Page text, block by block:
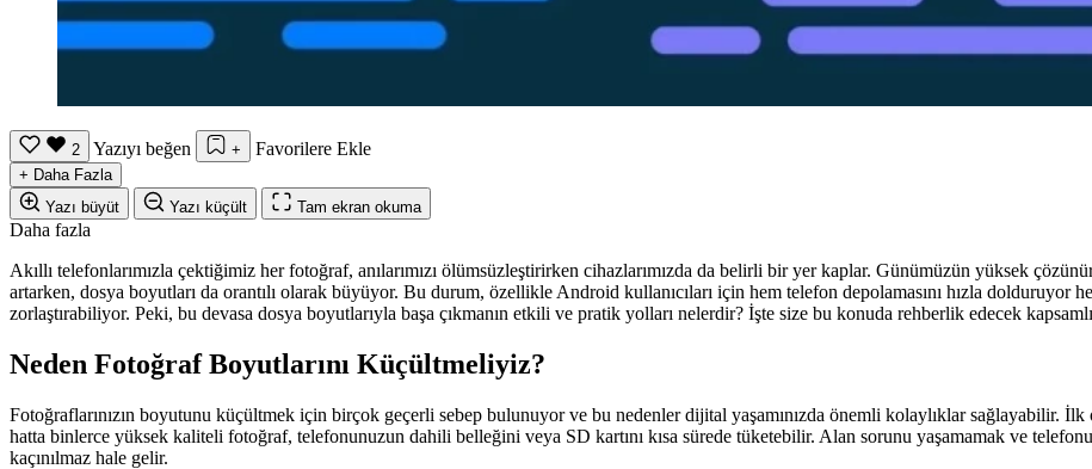
2 Yazıyı beğen + Favorilere Ekle
+ Daha Fazla
Yazı büyüt
Yazı küçült Tam ekran okuma
Daha fazla
Akıllı telefonlarımızla çektiğimiz her fotoğraf, anılarımızı ölümsüzleştirirken cihazlarımızda da belirli bir yer kaplar. Günümüzün yüksek
artarken, dosya boyutları da orantılı olarak büyüyor. Bu durum, özellikle Android kullanıcıları için hem telefon depolamasını hızla dolduruyor
zorlaştırabiliyor. Peki, bu devasa dosya boyutlarıyla başa çıkmanın etkili ve pratik yolları nelerdir? İşte size bu konuda rehberlik edecek
Neden Fotoğraf Boyutlarını Küçültmeliyiz?
Fotoğraflarınızın boyutunu küçültmek için birçok geçerli sebep bulunuyor ve bu nedenler dijital yaşamınızda önemli kolaylıklar sağlayabilir. İlk
hatta binlerce yüksek kaliteli fotoğraf, telefonunuzun dahili belleğini veya SD kartını kısa sürede tüketebilir. Alan sorunu yaşamamak ve
kaçınılmaz hale gelir.